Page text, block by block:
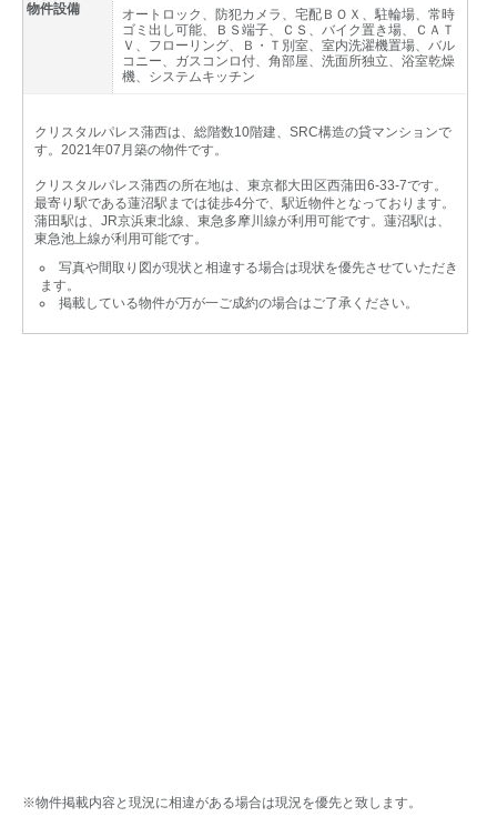
物件設備
オートロック、防犯カメラ、宅配ＢＯＸ、駐輪場、常時
ゴミ出し可能、ＢＳ端子、ＣＳ、バイク置き場、ＣＡＴ
Ｖ、フローリング、Ｂ・Ｔ別室、室内洗濯機置場、バル
コニー、ガスコンロ付、角部屋、洗面所独立、浴室乾燥
機、システムキッチン
クリスタルパレス蒲西は、総階数10階建、SRC構造の貸マンションで
す。2021年07月築の物件です。
クリスタルパレス蒲西の所在地は、東京都大田区西蒲田6-33-7です。
最寄り駅である蓮沼駅までは徒歩4分で、駅近物件となっております。
蒲田駅は、JR京浜東北線、東急多摩川線が利用可能です。蓮沼駅は、
東急池上線が利用可能です。
写真や間取り図が現状と相違する場合は現状を優先させていただき
ます。
掲載している物件が万が一ご成約の場合はご了承ください。
※物件掲載内容と現況に相違がある場合は現況を優先と致します。